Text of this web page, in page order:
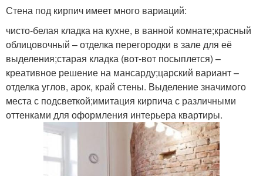
Стена под кирпич имеет много вариаций:
чисто-белая кладка на кухне, в ванной комнате;красный
облицовочный – отделка перегородки в зале для её
выделения;старая кладка (вот-вот посыплется) –
креативное решение на мансарду;царский вариант –
отделка углов, арок, край стены. Выделение значимого
места с подсветкой;имитация кирпича с различными
оттенками для оформления интерьера квартиры.